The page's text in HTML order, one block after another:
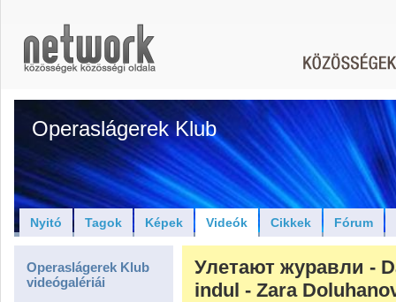
Operaslágerek Klub
Nyitó Tagok Képek Videók Cikkek Fórum
Operaslágerek Klub
videógalériái
Улетают журавли -
indul - Zara